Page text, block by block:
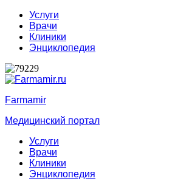
Услуги
Врачи
Клиники
Энциклопедия
Farmamir
Медицинский портал
Услуги
Врачи
Клиники
Энциклопедия